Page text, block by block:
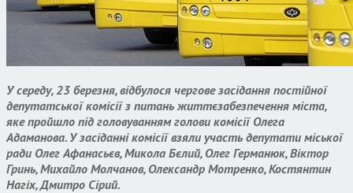
У середу, 23 березня, відбулося чергове засідання постійної
депутатської комісії з питань життєзабезпечення міста,
яке пройшло під головуванням голови комісії Олега
Адаманова. У засіданні комісії взяли участь депутати міської
ради Олег Афанасьєв, Микола Бєлий, Олег Германюк, Віктор
Гринь, Михайло Молчанов, Олександр Мотренко, Костянтин
Нагіх, Дмитро Сірий.